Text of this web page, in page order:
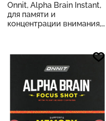
Onnit, Alpha Brain Instant,
для памяти и
концентрации внимания,